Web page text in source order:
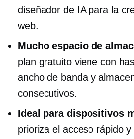
diseñador de IA para la
web.
Mucho espacio de
plan gratuito viene con
ancho de banda y
consecutivos.
Ideal para dispositivos
prioriza el acceso rápido